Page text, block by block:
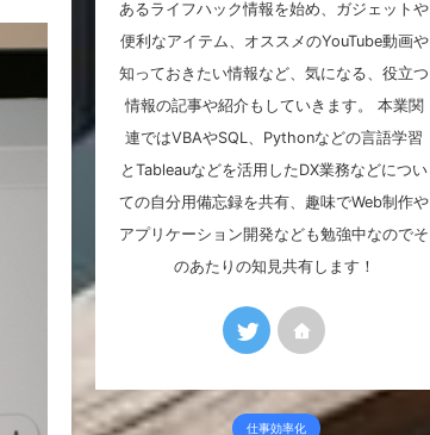
あるライフハック情報を始め、ガジェットや
便利なアイテム、オススメのYouTube動画や
知っておきたい情報など、気になる、役立つ
情報の記事や紹介もしていきます。 本業関
連ではVBAやSQL、Pythonなどの言語学習
とTableauなどを活用したDX業務などについ
ての自分用備忘録を共有、趣味でWeb制作や
アプリケーション開発なども勉強中なのでそ
のあたりの知見共有します！
仕事効率化